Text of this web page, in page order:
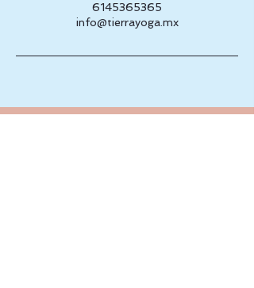
6145365365
info@tierrayoga.mx